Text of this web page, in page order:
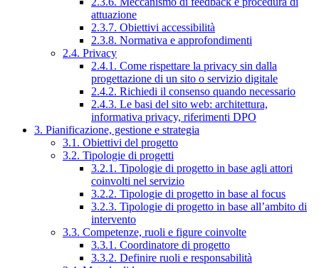
attuazione
2.3.7. Obiettivi accessibilità
2.3.8. Normativa e approfondimenti
2.4. Privacy
2.4.1. Come rispettare la privacy sin dalla
progettazione di un sito o servizio digitale
2.4.2. Richiedi il consenso quando necessario
2.4.3. Le basi del sito web: architettura,
informativa privacy, riferimenti DPO
3. Pianificazione, gestione e strategia
3.1. Obiettivi del progetto
3.2. Tipologie di progetti
3.2.1. Tipologie di progetto in base agli attori
coinvolti nel servizio
3.2.2. Tipologie di progetto in base al focus
3.2.3. Tipologie di progetto in base all’ambito di
intervento
3.3. Competenze, ruoli e figure coinvolte
3.3.1. Coordinatore di progetto
3.3.2. Definire ruoli e responsabilità